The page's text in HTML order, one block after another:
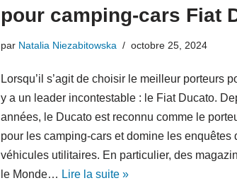
pour camping-cars Fiat
par Natalia Niezabitowska octobre 25, 2024
Lorsqu’il s’agit de choisir le meilleur porteurs
y a un leader incontestable : le Fiat Ducato.
années, le Ducato est reconnu comme le
pour les camping-cars et domine les enquêtes
véhicules utilitaires. En particulier, des
le Monde… Lire la suite »